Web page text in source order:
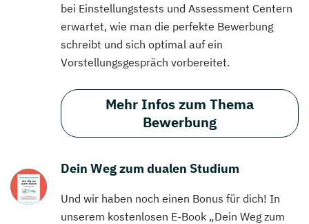
bei Einstellungstests und Assessment Centern
erwartet, wie man die perfekte Bewerbung
schreibt und sich optimal auf ein
Vorstellungsgespräch vorbereitet.
Mehr Infos zum Thema
Bewerbung
Dein Weg zum dualen Studium
Und wir haben noch einen Bonus für dich! In
unserem kostenlosen E-Book „Dein Weg zum